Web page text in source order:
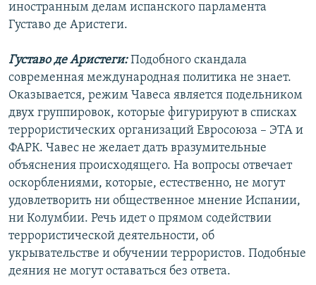
иностранным делам испанского парламента
Густаво де Аристеги.
Густаво де Аристеги:Подобного скандала
современная международная политика не знает.
Оказывается, режим Чавеса является подельником
двух группировок, которые фигурируют в списках
террористических организаций Евросоюза – ЭТА и
ФАРК. Чавес не желает дать вразумительные
объяснения происходящего. На вопросы отвечает
оскорблениями, которые, естественно, не могут
удовлетворить ни общественное мнение Испании,
ни Колумбии. Речь идет о прямом содействии
террористической деятельности, об
укрывательстве и обучении террористов. Подобные
деяния не могут оставаться без ответа.